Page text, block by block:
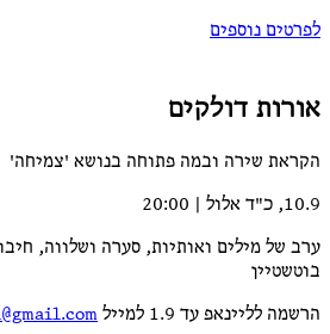
לפרטים נוספים
אורות דולקים
הקראת שירה ובמה פתוחה בנושא 'צמיחה'
10.9, כ"ד אלול | 20:00
ערב של מילים ואותיות, סערה ושלווה,
בוטשטיין
הרשמה לליינאפ עד 1.9 למייל